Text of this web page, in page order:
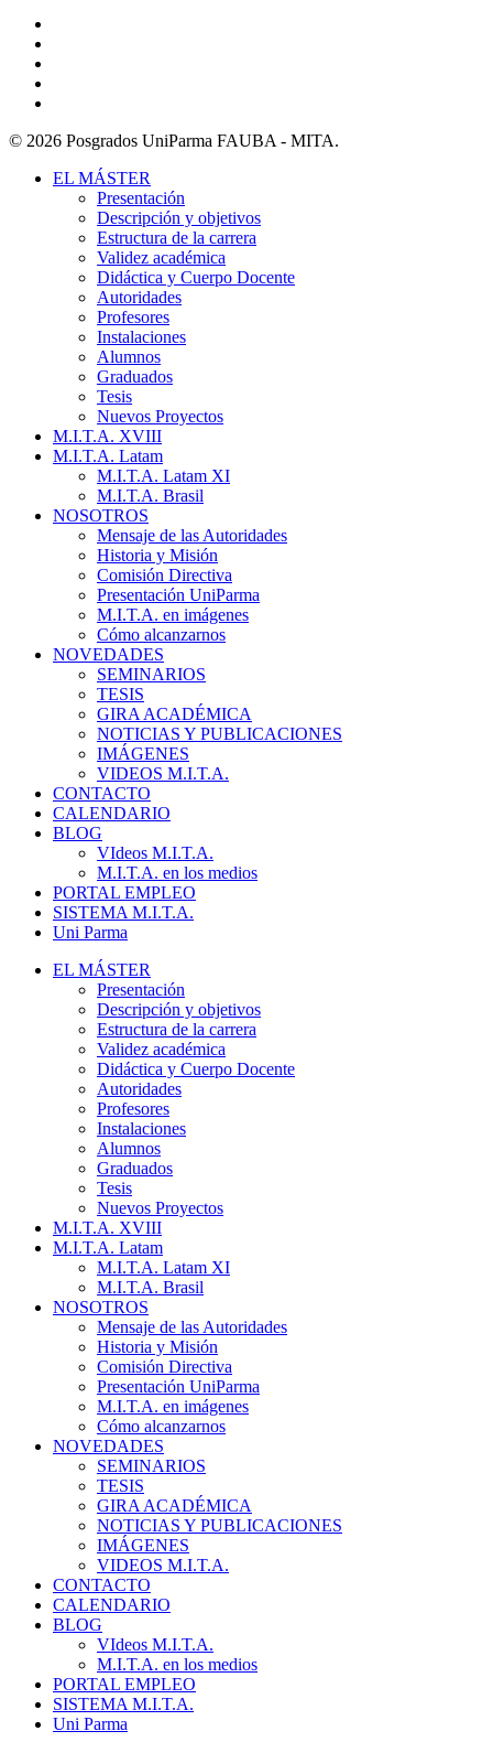
© 2026 Posgrados UniParma FAUBA - MITA.
Close
EL MÁSTER
Presentación
Descripción y objetivos
Estructura de la carrera
Validez académica
Didáctica y Cuerpo Docente
Autoridades
Profesores
Instalaciones
Alumnos
Graduados
Tesis
Nuevos Proyectos
M.I.T.A. XVIII
M.I.T.A. Latam
M.I.T.A. Latam XI
M.I.T.A. Brasil
NOSOTROS
Mensaje de las Autoridades
Historia y Misión
Comisión Directiva
Presentación UniParma
M.I.T.A. en imágenes
Cómo alcanzarnos
NOVEDADES
SEMINARIOS
TESIS
GIRA ACADÉMICA
NOTICIAS Y PUBLICACIONES
IMÁGENES
VIDEOS M.I.T.A.
CONTACTO
CALENDARIO
BLOG
VIdeos M.I.T.A.
M.I.T.A. en los medios
PORTAL EMPLEO
SISTEMA M.I.T.A.
Uni Parma
EL MÁSTER
Presentación
Descripción y objetivos
Estructura de la carrera
Validez académica
Didáctica y Cuerpo Docente
Autoridades
Profesores
Instalaciones
Alumnos
Graduados
Tesis
Nuevos Proyectos
M.I.T.A. XVIII
M.I.T.A. Latam
M.I.T.A. Latam XI
M.I.T.A. Brasil
NOSOTROS
Mensaje de las Autoridades
Historia y Misión
Comisión Directiva
Presentación UniParma
M.I.T.A. en imágenes
Cómo alcanzarnos
NOVEDADES
SEMINARIOS
TESIS
GIRA ACADÉMICA
NOTICIAS Y PUBLICACIONES
IMÁGENES
VIDEOS M.I.T.A.
CONTACTO
CALENDARIO
BLOG
VIdeos M.I.T.A.
M.I.T.A. en los medios
PORTAL EMPLEO
SISTEMA M.I.T.A.
Uni Parma